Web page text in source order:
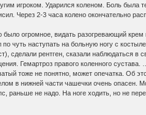
игроком. Ударился коленом. Боль была
Через 2-3 часа колено окончательно
огромное, видать разогревающий крем
чуть наступать на больную ногу с
сделали рентген, сказали наблюдаться в
Гемартроз правого коленного
не понятно, может опечатка. Об
в нижней части чашечки очень опасен.
раньше не надо. На ноге ходить, но не